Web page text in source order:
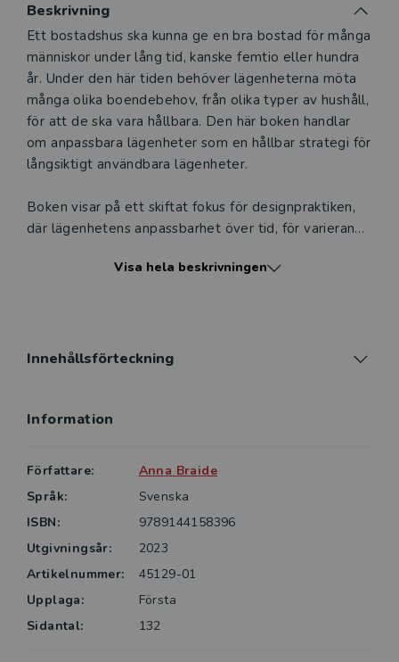
Beskrivning
Beskrivning
Ett bostadshus ska kunna ge en bra bostad för många
människor under lång tid, kanske femtio eller hundra
år. Under den här tiden behöver lägenheterna möta
många olika boendebehov, från olika typer av hushåll,
för att de ska vara hållbara. Den här boken handlar
om anpassbara lägenheter som en hållbar strategi för
långsiktigt användbara lägenheter.
Boken visar på ett skiftat fokus för designpraktiken,
där lägenhetens anpassbarhet över tid, för varierande
utgångspunkt. Författaren hoppas kunna inspirera den
exempel på hur lägenheters anpassbarhet påverkar
lägenhetsplanlösningar, både teoretiska och
Visa hela beskrivningen
Innehållsförteckning
Information
Författare:
Anna Braide
Språk:
Svenska
ISBN:
9789144158396
Utgivningsår:
2023
Artikelnummer:
45129-01
Upplaga:
Första
Sidantal:
132